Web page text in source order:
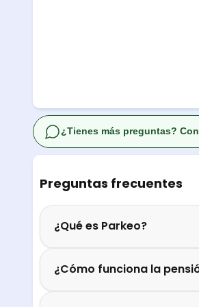
Preguntas frecuentes
¿Qué es Parkeo?
¿Cómo funciona la
¿Tienes más preguntas?